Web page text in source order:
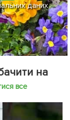
даних
на
все